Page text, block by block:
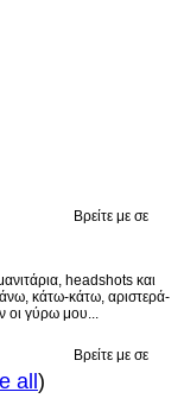
Βρείτε με σε
headshots και
κάτω-κάτω, αριστερά-
οι γύρω μου...
Βρείτε με σε
all)